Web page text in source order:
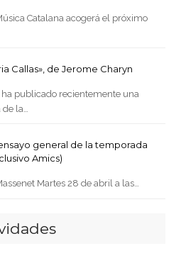
Catalana acogerá el próximo
Callas», de Jerome Charyn
ha publicado recientemente una
de la…
general de la temporada
Amics)
Martes 28 de abril a las…